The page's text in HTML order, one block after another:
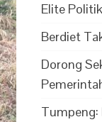
Elite Politik
Berdiet
Dorong
Tumpeng: